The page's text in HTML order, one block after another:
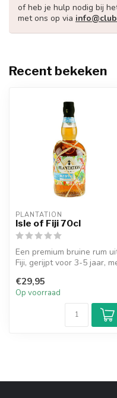
of heb je hulp nodig bij
met ons op via
Recent bekeken
PLANTATION
Isle of Fiji 70cl
Een premium bruine rum
Fiji, gerijpt voor 3-5 jaar,
€29,95
Op voorraad